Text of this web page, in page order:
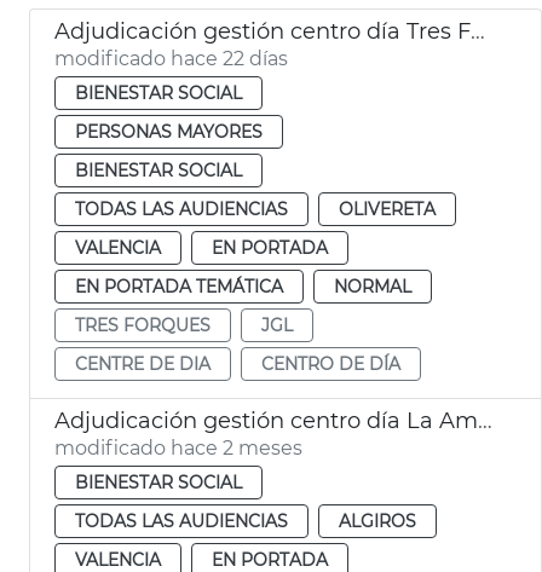
Adjudicación gestión centro día Tres Forques València
modificado hace 22 días
BIENESTAR SOCIAL
PERSONAS MAYORES
BIENESTAR SOCIAL
TODAS LAS AUDIENCIAS
OLIVERETA
VALENCIA
EN PORTADA
EN PORTADA TEMÁTICA
NORMAL
TRES FORQUES
JGL
CENTRE DE DIA
CENTRO DE DÍA
Adjudicación gestión centro día La Amistat València
modificado hace 2 meses
BIENESTAR SOCIAL
TODAS LAS AUDIENCIAS
ALGIROS
VALENCIA
EN PORTADA